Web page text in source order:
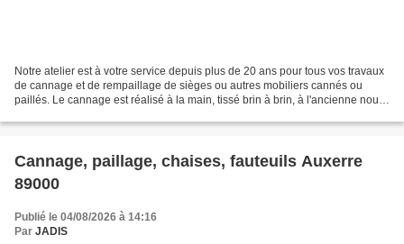
Notre atelier est à votre service depuis plus de 20 ans pour tous vos travaux
de cannage et de rempaillage de sièges ou autres mobiliers cannés ou
paillés. Le cannage est réalisé à la main, tissé brin à brin, à l'ancienne nous
Cannage, paillage, chaises, fauteuils Auxerre
89000
Publié le 04/08/2026 à 14:16
Par JADIS